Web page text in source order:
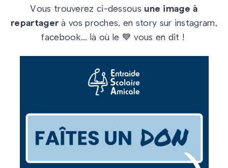
Vous trouverez ci-dessous une image à
repartagerà vos proches, en story sur instagram,
facebook... là où le 💙 vous en dit !